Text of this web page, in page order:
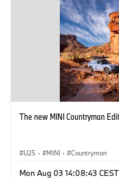
The new MINI Countryman
U25 · MINI · Countryman
Mon Aug 03 14:08:43